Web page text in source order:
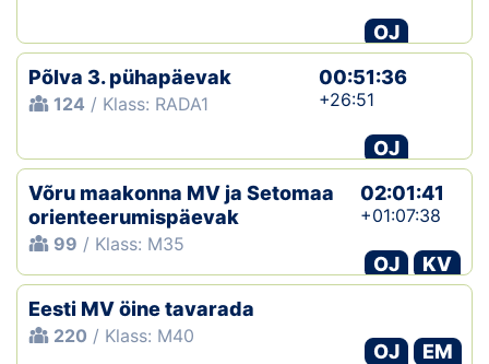
OJ
Põlva 3. pühapäevak
124 / Klass: RADA1
00:51:36
+26:51
OJ
Võru maakonna MV ja Setomaa
orienteerumispäevak
99 / Klass: M35
02:01:41
+01:07:38
OJ
KV
Eesti MV öine tavarada
220 / Klass: M40
OJ EM